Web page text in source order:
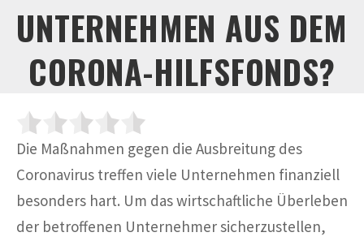
UNTERNEHMEN AUS DEM
CORONA-HILFSFONDS?
Die Maßnahmen gegen die Ausbreitung des
Coronavirus treffen viele Unternehmen finanziell
besonders hart. Um das wirtschaftliche Überleben
der betroffenen Unternehmer sicherzustellen,